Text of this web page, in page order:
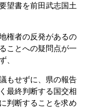
望書を前田武志国土
権者の反発があるの
ことへの疑問点が一
、
もせずに、県の報告
最終判断する国交相
判断することを求め